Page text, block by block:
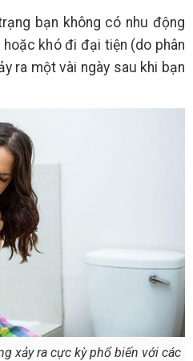
bạn không có nhu động
khó đi đại tiện (do phân
ra một vài ngày sau khi bạn
xảy ra cực kỳ phổ biến với các